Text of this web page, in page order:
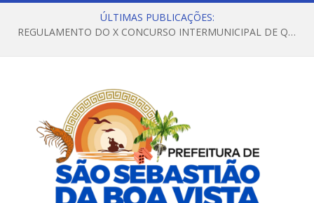
ÚLTIMAS PUBLICAÇÕES:
REGULAMENTO DO X CONCURSO INTERMUNICIPAL DE QUADRILHAS JUNINAS – 2026 – ARRAIÁ DA VENEZA